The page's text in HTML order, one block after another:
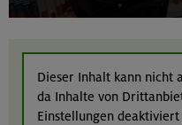
Karwendel
Dieser Inhalt kann nicht
da Inhalte von
Einstellungen